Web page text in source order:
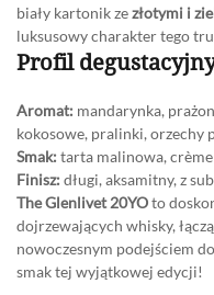
biały kartonik zezłotymi i
luksusowy charakter tego
Profil
Aromat: mandarynka,
kokosowe, pralinki, orzechy
Smak: tarta malinowa,
Finisz: długi, aksamitny, z
The Glenlivet 20YOto
dojrzewających whisky,
nowoczesnym podejściem
smak tej wyjątkowej edycji!